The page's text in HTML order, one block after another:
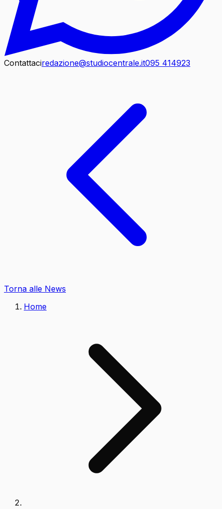
Contattaciredazione@studiocentrale.it095 414923
Torna alle News
Home